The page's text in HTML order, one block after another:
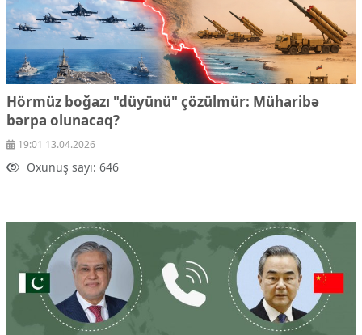
Hörmüz boğazı "düyünü" çözülmür: Müharibə
bərpa olunacaq?
19:01 13.04.2026
Oxunuş sayı: 646